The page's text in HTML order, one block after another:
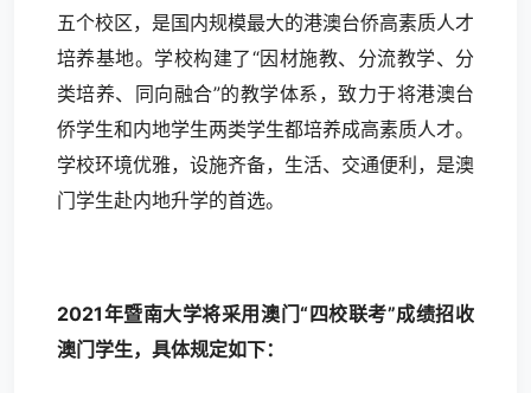
五个校区，是国内规模最大的港澳台侨高素质人才
培养基地。学校构建了“因材施教、分流教学、分
类培养、同向融合”的教学体系，致力于将港澳台
侨学生和内地学生两类学生都培养成高素质人才。
学校环境优雅，设施齐备，生活、交通便利，是澳
门学生赴内地升学的首选。
2021年暨南大学将采用澳门“四校联考”成绩招收
澳门学生，具体规定如下：